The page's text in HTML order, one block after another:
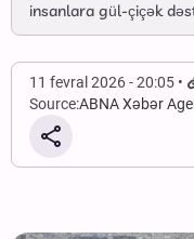
insanlara gül-çiçək
11 fevral 2026 - 20:05
Source:ABNA Xəbər